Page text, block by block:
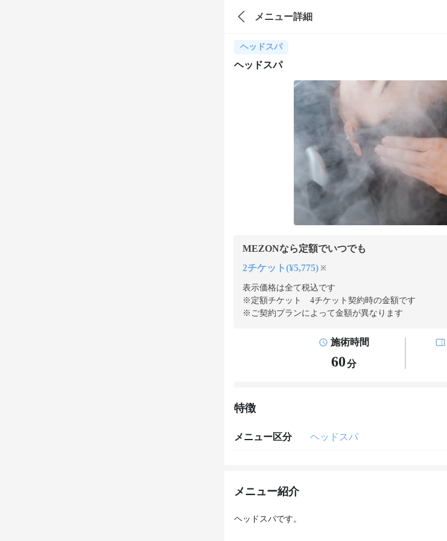
メニュー詳細
ヘッドスパ
ヘッドスパ
MEZONなら定額でいつでも
2チケット(¥5,775) ※
表示価格は全て税込です
※定額チケット 4チケット契約時の金額です
※ご契約プランによって金額が異なります
施術時間
60分
特徴
メニュー区分 ヘッドスパ
メニュー紹介
ヘッドスパです。